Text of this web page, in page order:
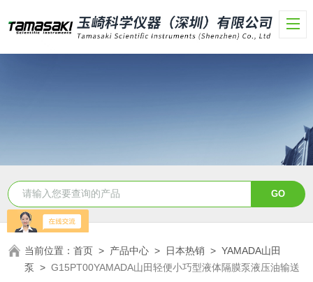
当前位置：首页 > 产品中心 > 日本热销 >YAMADA山田
泵 >G15PT00YAMADA山田轻便小巧型液体隔膜泵液压油输送